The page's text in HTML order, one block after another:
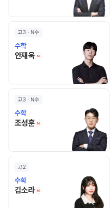
고3 · N수
수학
안재욱 N 안재욱 선생님 홈 바
고3 · N수
수학
조성훈 N 조성훈 선생님 홈 바
고2
수학
김소라 N 김소라 선생님 홈 바